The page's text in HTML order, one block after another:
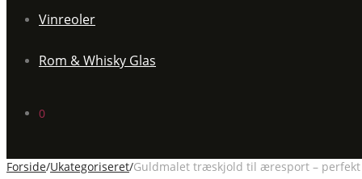
Vinreoler
Rom & Whisky Glas
0
Forside/Ukategoriseret/Guldmalet træskjold til æresport –